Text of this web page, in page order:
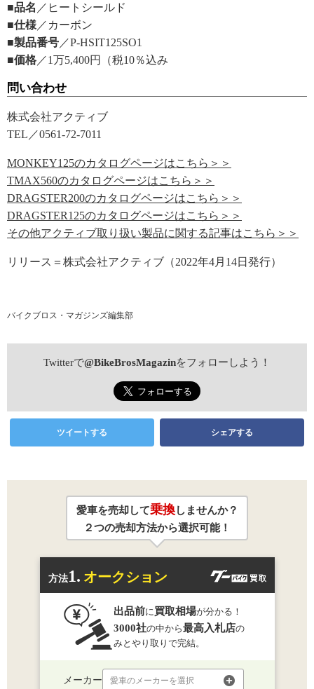
■品名 ／ヒートシールド
■仕様 ／カーボン
■製品番号 ／P-HSIT125SO1
■価格 ／1万5,400円（税10％込み
問い合わせ
株式会社アクティブ
TEL／0561-72-7011
MONKEY125のカタログページはこちら＞＞
TMAX560のカタログページはこちら＞＞
DRAGSTER200のカタログページはこちら＞＞
DRAGSTER125のカタログページはこちら＞＞
その他アクティブ取り扱い製品に関する記事はこちら＞＞
リリース＝株式会社アクティブ（2022年4月14日発行）
バイクブロス・マガジンズ編集部
Twitterで@BikeBrosMagazinをフォローしよう！
ツイートする シェアする
愛車を売却して乗換しませんか？
２つの売却方法から選択可能！
方法1. オークション
出品前に 買取相場が分かる！
3000社の中から最高入札店の
みとやり取りで完結。
メーカー 愛車のメーカーを選択